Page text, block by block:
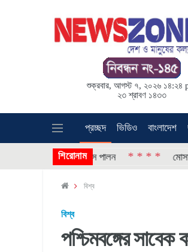
শুক্রবার, আগস্ট ৭, ২০২৬ ১৪:২৪
২৩ শ্রাবণ ১৪৩৩
প্রচ্ছদ ভিডিও বাংলাদেশ
শিরোনাম
গণঅভ্যুত্থান দিবস পালন * * * * মোসাদের
বিশ্ব
বিশ্ব
পশ্চিমবঙ্গের সাবেক